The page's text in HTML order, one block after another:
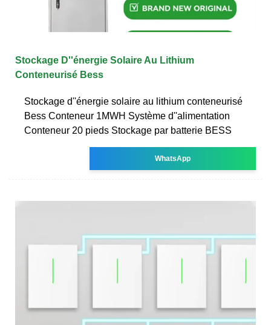
Stockage D''énergie Solaire Au Lithium
Conteneurisé Bess
Stockage d''énergie solaire au lithium conteneurisé
Bess Conteneur 1MWH Système d''alimentation
Conteneur 20 pieds Stockage par batterie BESS
WhatsApp